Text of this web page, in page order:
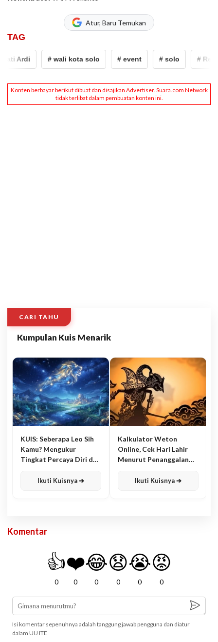
Atur, Baru Temukan
TAG
Ardi # wali kota solo # event # solo #
CARI TAHU
Kumpulan Kuis Menarik
KUIS: Seberapa Leo Sih
Kamu? Mengukur
Tingkat Percaya Diri dan
Ikuti Kuisnya ➔
Kalkulator Weton
Online, Cek Hari Lahir
Menurut Penanggalan
Ikuti Kuisnya ➔
Komentar
👍
0
❤️
0
😂
0
😧
0
😭
0
😡
0
Isi komentar sepenuhnya adalah tanggung jawab pengguna dan diatur
dalam UU ITE